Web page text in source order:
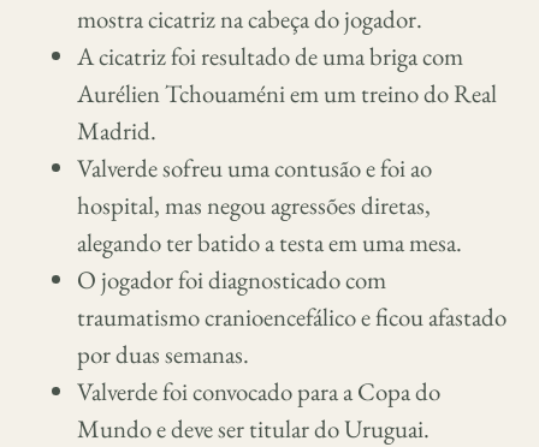
mostra cicatriz na cabeça do jogador.
A cicatriz foi resultado de uma briga com
Aurélien Tchouaméni em um treino do Real
Madrid.
Valverde sofreu uma contusão e foi ao
hospital, mas negou agressões diretas,
alegando ter batido a testa em uma mesa.
O jogador foi diagnosticado com
traumatismo cranioencefálico e ficou afastado
por duas semanas.
Valverde foi convocado para a Copa do
Mundo e deve ser titular do Uruguai.